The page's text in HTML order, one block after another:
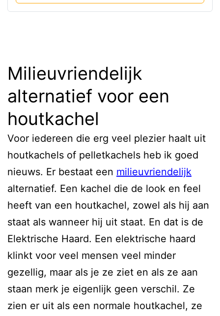
Milieuvriendelijk
alternatief voor een
houtkachel
Voor iedereen die erg veel plezier haalt uit
houtkachels of pelletkachels heb ik goed
nieuws. Er bestaat een milieuvriendelijk
alternatief. Een kachel die de look en feel
heeft van een houtkachel, zowel als hij aan
staat als wanneer hij uit staat. En dat is de
Elektrische Haard. Een elektrische haard
klinkt voor veel mensen veel minder
gezellig, maar als je ze ziet en als ze aan
staan merk je eigenlijk geen verschil. Ze
zien er uit als een normale houtkachel, ze